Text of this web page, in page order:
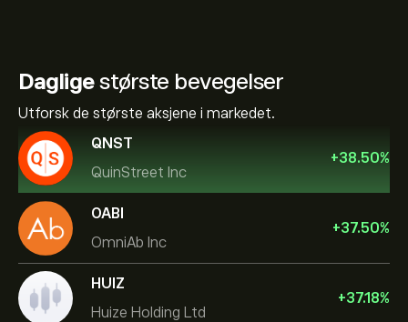
Dagligestørste bevegelser
Utforsk de største aksjene i markedet.
QNST
QuinStreet Inc
+38.50%
OABI
OmniAb Inc
+37.50%
HUIZ
Huize Holding Ltd
+37.18%